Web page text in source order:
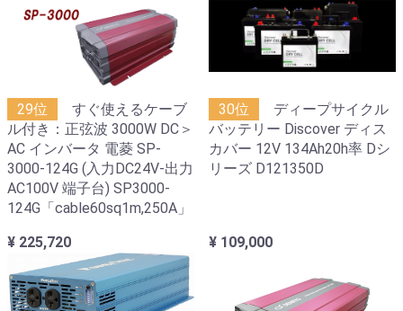
29位
すぐ使えるケーブ
ル付き：正弦波 3000W DC＞
AC インバータ 電菱 SP-
3000-124G (入力DC24V-出力
AC100V 端子台) SP3000-
124G「cable60sq1m,250A」
¥ 225,720
30位
ディープサイクル
バッテリー Discover ディス
カバー 12V 134Ah20h率 Dシ
リーズ D121350D
¥ 109,000